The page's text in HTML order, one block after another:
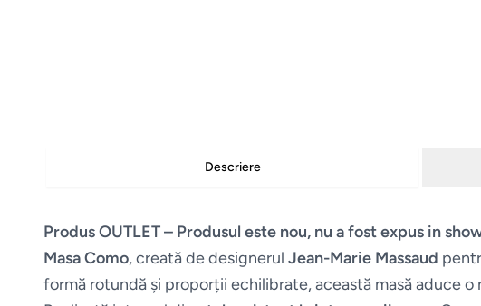
Descriere
Produs OUTLET – Produsul este nou, nu a fost expus in
Masa Como, creată de designerul Jean-Marie Massaud
formă rotundă și proporții echilibrate, această masă aduce